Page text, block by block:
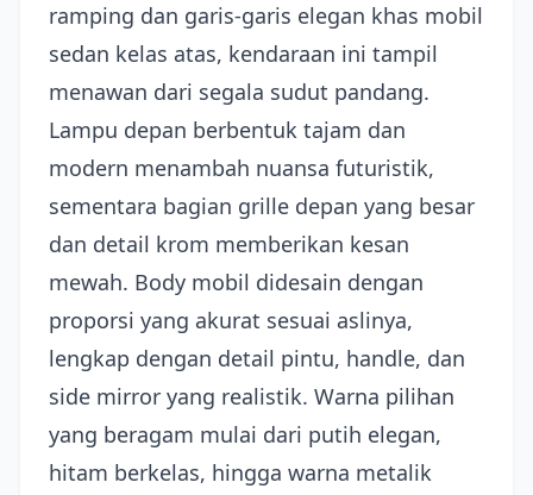
ramping dan garis-garis elegan khas mobil
sedan kelas atas, kendaraan ini tampil
menawan dari segala sudut pandang.
Lampu depan berbentuk tajam dan
modern menambah nuansa futuristik,
sementara bagian grille depan yang besar
dan detail krom memberikan kesan
mewah. Body mobil didesain dengan
proporsi yang akurat sesuai aslinya,
lengkap dengan detail pintu, handle, dan
side mirror yang realistik. Warna pilihan
yang beragam mulai dari putih elegan,
hitam berkelas, hingga warna metalik